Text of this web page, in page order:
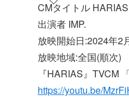
CMタイトル
出演者 IMP.
放映開始日:2024年2
放映地域:全国(順次)
『HARIAS』TVCM
https://youtu.be/